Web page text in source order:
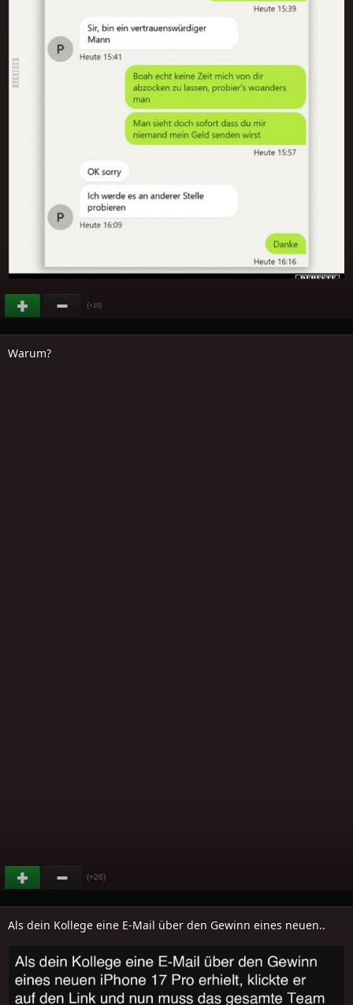
(+15)
Warum?
(+26)
Als dein Kollege eine E-Mail über den Gewinn eines neuen..